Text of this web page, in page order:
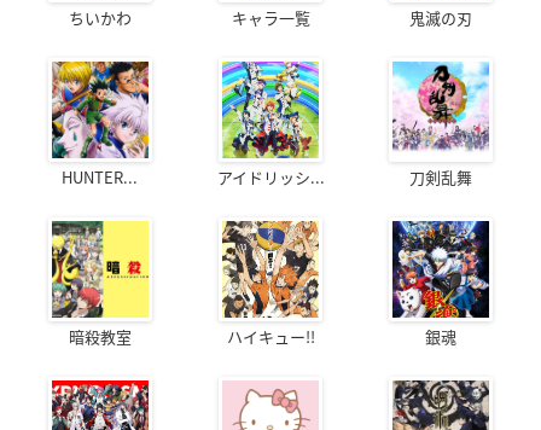
ちいかわ キャラ一覧 鬼滅の刃
HUNTER... アイドリッシ... 刀剣乱舞
暗殺教室 ハイキュー!! 銀魂